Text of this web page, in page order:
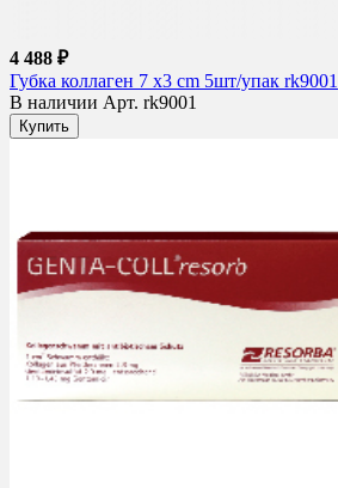
4 488 ₽
Губка коллаген 7 x3 cm 5шт/упак rk9001
В наличии Арт. rk9001
Купить